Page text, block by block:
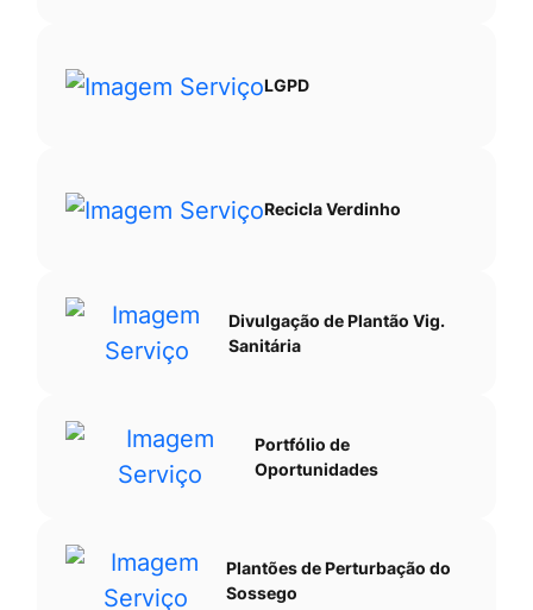
LGPD
Recicla Verdinho
Divulgação de Plantão Vig.
Sanitária
Portfólio de
Oportunidades
Plantões de Perturbação do
Sossego